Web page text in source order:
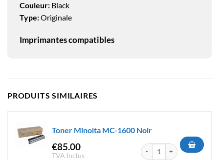
Couleur: Black
Type:Originale
Imprimantes compatibles
PRODUITS SIMILAIRES
Toner Minolta MC-1600 Noir
€85.00
TVA Inclus
quantité de Toner Minolta